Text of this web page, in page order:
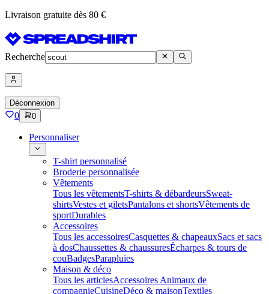
Livraison gratuite dès 80 €
Recherche
Déconnexion
0 0
Personnaliser
T-shirt personnalisé
Broderie personnalisée
Vêtements
Tous les vêtementsT-shirts & débardeursSweat-
shirtsVestes et giletsPantalons et shortsVêtements de
sportDurables
Accessoires
Tous les accessoiresCasquettes & chapeauxSacs et sacs
à dosChaussettes & chaussuresÉcharpes & tours de
couBadgesParapluies
Maison & déco
Tous les articlesAccessoires Animaux de
compagnieCuisineDéco & maisonTextiles